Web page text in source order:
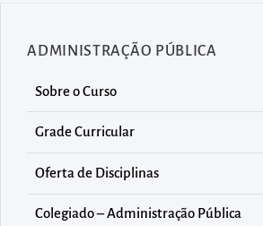
Acessar
menu
principal
diretamente
ADMINISTRAÇÃO PÚBLICA
Sobre o Curso
Grade Curricular
Oferta de Disciplinas
Colegiado – Administração Pública